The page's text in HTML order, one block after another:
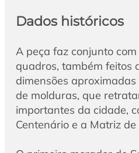
Dados históricos
A peça faz conjunto
quadros, também feitos
dimensões
de molduras, que
importantes da cidade,
Centenário e a Matriz